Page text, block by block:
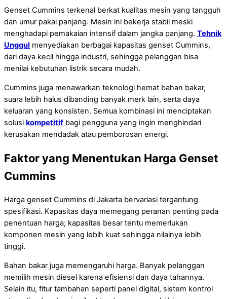
Genset Cummins terkenal berkat kualitas mesin yang tangguh
dan umur pakai panjang. Mesin ini bekerja stabil meski
menghadapi pemakaian intensif dalam jangka panjang. Tehnik
Unggul menyediakan berbagai kapasitas genset Cummins,
dari daya kecil hingga industri, sehingga pelanggan bisa
menilai kebutuhan listrik secara mudah.
Cummins juga menawarkan teknologi hemat bahan bakar,
suara lebih halus dibanding banyak merk lain, serta daya
keluaran yang konsisten. Semua kombinasi ini menciptakan
solusi kompetitif bagi pengguna yang ingin menghindari
kerusakan mendadak atau pemborosan energi.
Faktor yang Menentukan Harga Genset
Cummins
Harga genset Cummins di Jakarta bervariasi tergantung
spesifikasi. Kapasitas daya memegang peranan penting pada
penentuan harga; kapasitas besar tentu memerlukan
komponen mesin yang lebih kuat sehingga nilainya lebih
tinggi.
Bahan bakar juga memengaruhi harga. Banyak pelanggan
memilih mesin diesel karena efisiensi dan daya tahannya.
Selain itu, fitur tambahan seperti panel digital, sistem kontrol